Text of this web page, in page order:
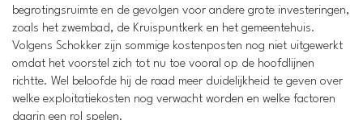
begrotingsruimte en de gevolgen voor andere grote investeringen,
zoals het zwembad, de Kruispuntkerk en het gemeentehuis.
Volgens Schokker zijn sommige kostenposten nog niet uitgewerkt
omdat het voorstel zich tot nu toe vooral op de hoofdlijnen
richtte. Wel beloofde hij de raad meer duidelijkheid te geven over
welke exploitatiekosten nog verwacht worden en welke factoren
daarin een rol spelen.